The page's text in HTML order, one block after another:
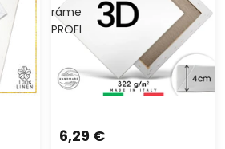
ráme
PROFI
6,29 €